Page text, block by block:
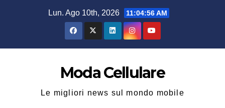
Lun. Ago 10th, 2026 11:04:57 AM
Moda Cellulare
Le migliori news sul mondo mobile